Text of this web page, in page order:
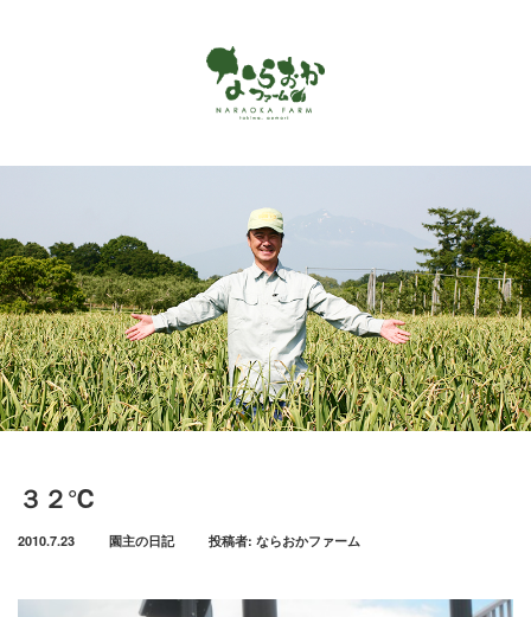
３２℃
2010.7.23 園主の日記 投稿者: ならおかファーム
ホーム
ならおかファームで作っているもの
お客様の声
商品カタログ
オンラインショップ
お問い合わせ
アクセス